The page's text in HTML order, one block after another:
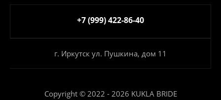
+7 (999) 422-86-40
г. Иркутск ул. Пушкина, дом 11
Copyright © 2022 - 2026 KUKLA BRIDE